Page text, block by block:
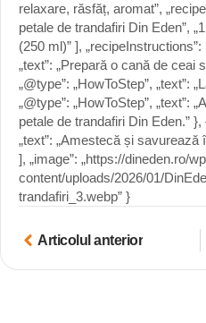
relaxare, răsfăț, aromat”,
petale de trandafiri Din Eden”,
(250 ml)” ], „recipeInstructions”:
„text”: „Prepară o cană de ceai
„@type”: „HowToStep”, „text”:
„@type”: „HowToStep”, „text”:
petale de trandafiri Din Eden.” },
„text”: „Amestecă și
], „image”: „https://dineden.ro/
content/uploads/2026/01/
trandafiri_3.webp” }
Articolul anterior